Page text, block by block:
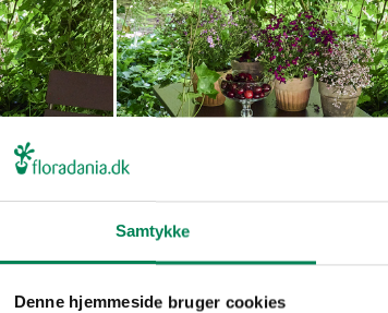
Samtykke
Denne hjemmeside bruger cookies